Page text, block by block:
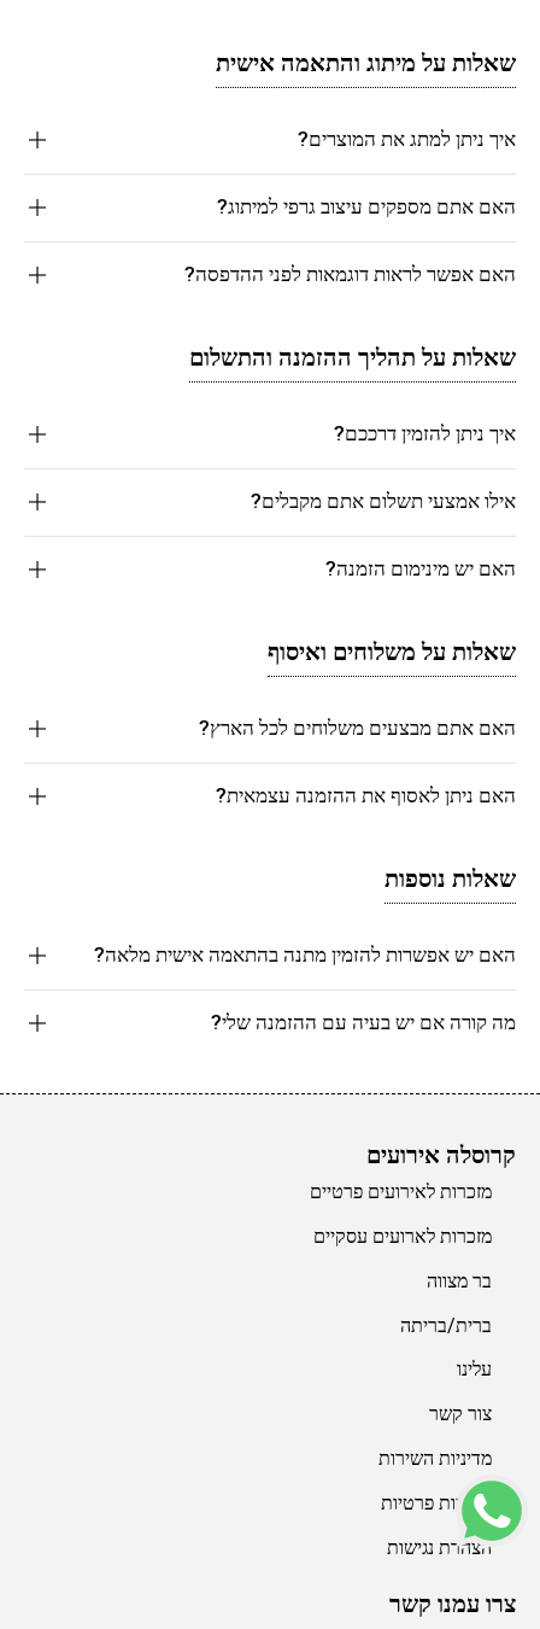
שאלות על מיתוג והתאמה אישית
איך ניתן למתג את המוצרים?
האם אתם מספקים עיצוב גרפי למיתוג?
האם אפשר לראות דוגמאות לפני ההדפסה?
שאלות על תהליך ההזמנה והתשלום
איך ניתן להזמין דרככם?
אילו אמצעי תשלום אתם מקבלים?
האם יש מינימום הזמנה?
שאלות על משלוחים ואיסוף
האם אתם מבצעים משלוחים לכל הארץ?
האם ניתן לאסוף את ההזמנה עצמאית?
שאלות נוספות
האם יש אפשרות להזמין מתנה בהתאמה אישית מלאה?
מה קורה אם יש בעיה עם ההזמנה שלי?
קרוסלה אירועים
מזכרות לאירועים פרטיים
מזכרות לארועים עסקיים
בר מצווה
ברית/בריתה
עלינו
צור קשר
מדיניות השירות
מדיניות פרטיות
הצהרת נגישות
צרו עמנו קשר